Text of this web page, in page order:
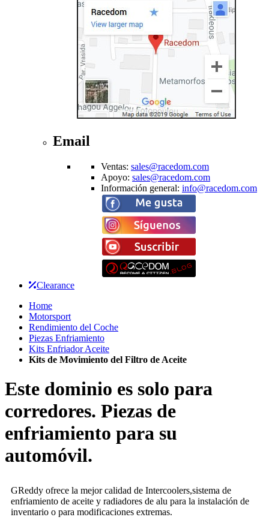
Email
Ventas: sales@racedom.com
Apoyo: sales@racedom.com
Información general: info@racedom.com
Clearance
Home
Motorsport
Rendimiento del Coche
Piezas Enfriamiento
Kits Enfriador Aceite
Kits de Movimiento del Filtro de Aceite
Este dominio es solo para
corredores. Piezas de
enfriamiento para su
automóvil.
GReddy ofrece la mejor calidad de Intercoolers,sistema de
enfriamiento de aceite y radiadores de alu para la instalación de
inventario o para modificaciones extremas.